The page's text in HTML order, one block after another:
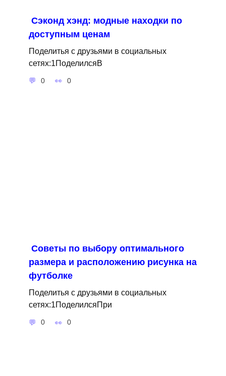
Сэконд хэнд: модные находки по
доступным ценам
Поделитья с друзьями в социальных
сетях:1ПоделилсяВ
0 0
Советы по выбору оптимального
размера и расположению рисунка на
футболке
Поделитья с друзьями в социальных
сетях:1ПоделилсяПри
0 0